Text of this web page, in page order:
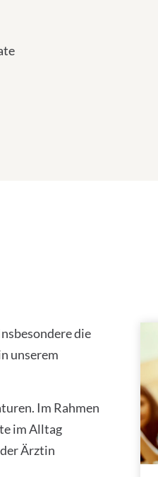
die
unserem
Im Rahmen
im Alltag
Ärztin